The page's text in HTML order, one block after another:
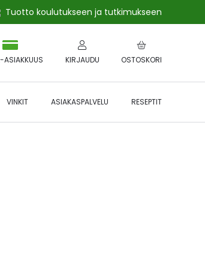
Tuotto koulutukseen ja tutkimukseen
OSTOSKORI
ASIAKKUUS KIRJAUDU
VINKIT ASIAKASPALVELU RESEPTIT